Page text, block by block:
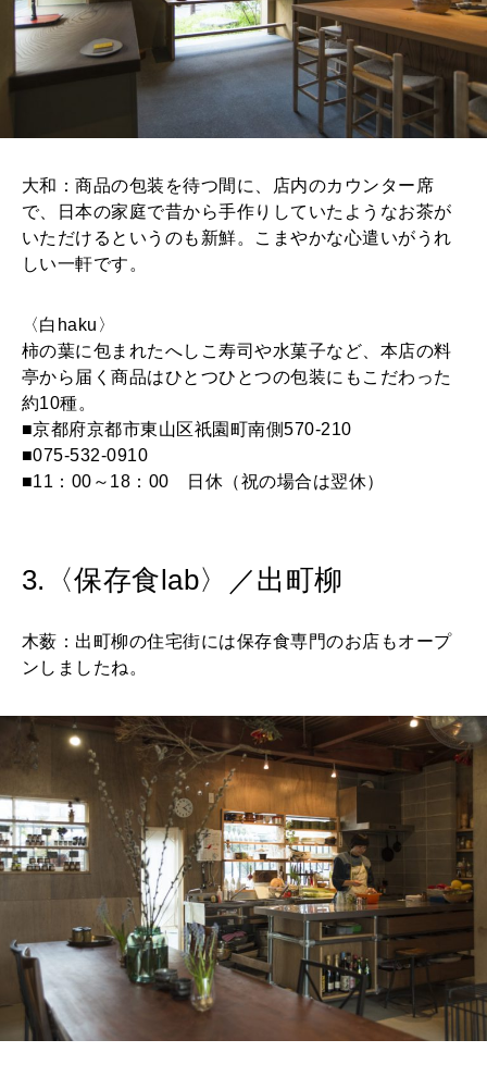
大和：商品の包装を待つ間に、店内のカウンター席
で、日本の家庭で昔から手作りしていたようなお茶が
いただけるというのも新鮮。こまやかな心遣いがうれ
しい一軒です。
〈白haku〉
柿の葉に包まれたへしこ寿司や水菓子など、本店の料
亭から届く商品はひとつひとつの包装にもこだわった
約10種。
■京都府京都市東山区祇園町南側570-210
■075-532-0910
■11：00～18：00 日休（祝の場合は翌休）
3.〈保存食lab〉／出町柳
木薮：出町柳の住宅街には保存食専門のお店もオープ
ンしましたね。